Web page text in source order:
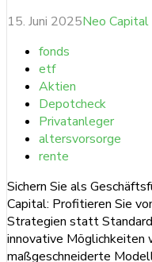
15. Juni 2025Neo Capital
fonds
etf
Aktien
Depotcheck
Privatanleger
altersvorsorge
rente
Sichern Sie als
Capital: Profitieren Sie
Strategien statt
innovative Möglichkeiten
maßgeschneiderte